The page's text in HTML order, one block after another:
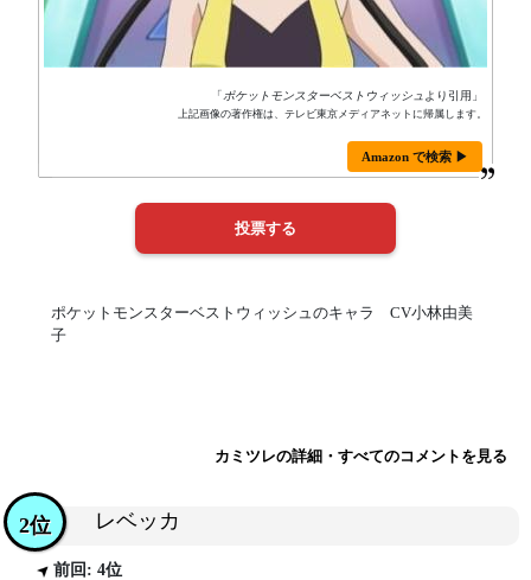
「ポケットモンスターベストウィッシュ より引用」
上記画像の著作権は、テレビ東京メディアネットに帰属します。
Amazon で検索 ▶
ポケットモンスターベストウィッシュのキャラ CV小林由美
子
カミツレの詳細・すべてのコメントを見る
レベッカ
2位
前回: 4位